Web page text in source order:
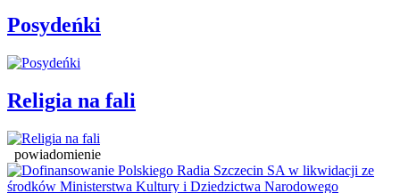
Posydeńki
Religia na fali
powiadomienie